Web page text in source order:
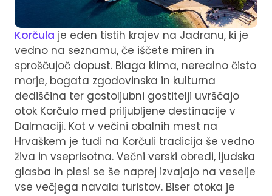
Korčula je eden tistih krajev na Jadranu, ki je
vedno na seznamu, če iščete miren in
sproščujoč dopust. Blaga klima, nerealno čisto
morje, bogata zgodovinska in kulturna
dediščina ter gostoljubni gostitelji uvrščajo
otok Korčulo med priljubljene destinacije v
Dalmaciji. Kot v večini obalnih mest na
Hrvaškem je tudi na Korčuli tradicija še vedno
živa in vseprisotna. Večni verski obredi, ljudska
glasba in plesi se še naprej izvajajo na veselje
vse večjega navala turistov. Biser otoka je